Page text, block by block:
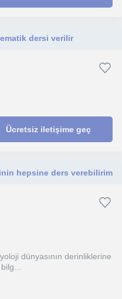
dersi verilir
Ücretsiz iletişime geç
hepsine ders verebilirim
dünyasının derinliklerine